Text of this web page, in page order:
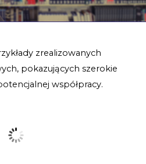
zrealizowanych
pokazujących szerokie
współpracy.